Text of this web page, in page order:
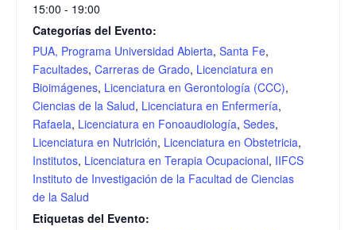
15:00 - 19:00
Categorías del Evento:
PUA, Programa Universidad Abierta, Santa Fe,
Facultades, Carreras de Grado, Licenciatura en
Bioimágenes, Licenciatura en Gerontología (CCC),
Ciencias de la Salud, Licenciatura en Enfermería,
Rafaela, Licenciatura en Fonoaudiología, Sedes,
Licenciatura en Nutrición, Licenciatura en Obstetricia,
Institutos, Licenciatura en Terapia Ocupacional, IIFCS
Instituto de Investigación de la Facultad de Ciencias
de la Salud
Etiquetas del Evento: